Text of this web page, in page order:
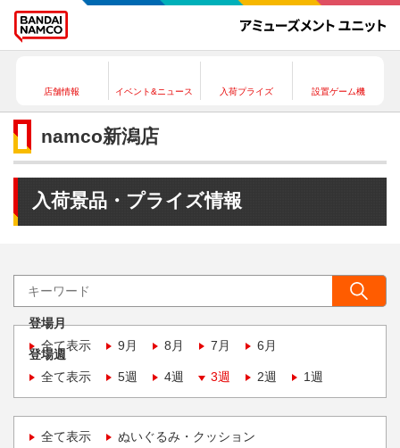
店舗情報 イベント&ニュース 入荷プライズ 設置ゲーム機
namco新潟店
入荷景品・プライズ情報
登場月
全て表示
9月 8月 7月 6月
登場週
全て表示
5週 4週 3週 2週 1週
全て表示 ぬいぐるみ・クッション